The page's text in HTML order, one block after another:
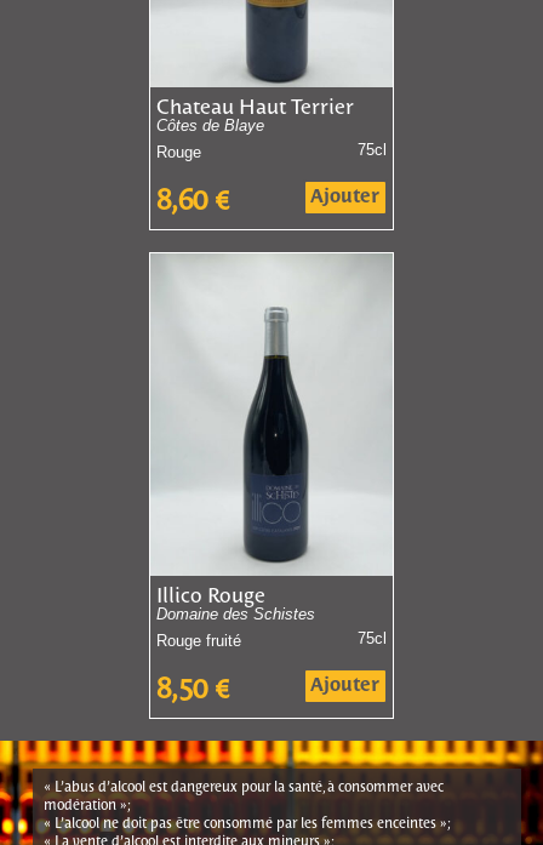
Chateau Haut Terrier
Côtes de Blaye
Rouge
75cl
8,60 € Ajouter
Illico Rouge
Domaine des Schistes
Rouge fruité
75cl
8,50 € Ajouter
« L’abus d’alcool est dangereux pour la santé, à consommer avec
modération »;
« L’alcool ne doit pas être consommé par les femmes enceintes »;
« La vente d’alcool est interdite aux mineurs »;